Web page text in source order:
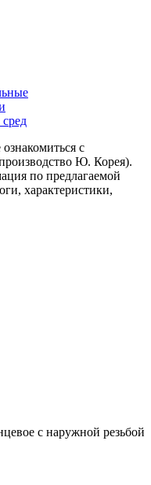
с
Ю. Корея).
по предлагаемой
характеристики,
с наружной резьбой